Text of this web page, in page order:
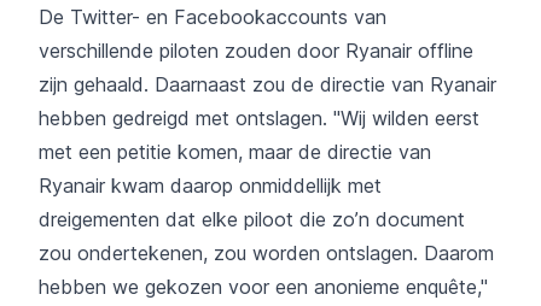
De Twitter- en Facebookaccounts van
verschillende piloten zouden door Ryanair offline
zijn gehaald. Daarnaast zou de directie van Ryanair
hebben gedreigd met ontslagen. "Wij wilden eerst
met een petitie komen, maar de directie van
Ryanair kwam daarop onmiddellijk met
dreigementen dat elke piloot die zo’n document
zou ondertekenen, zou worden ontslagen. Daarom
hebben we gekozen voor een anonieme enquête,''